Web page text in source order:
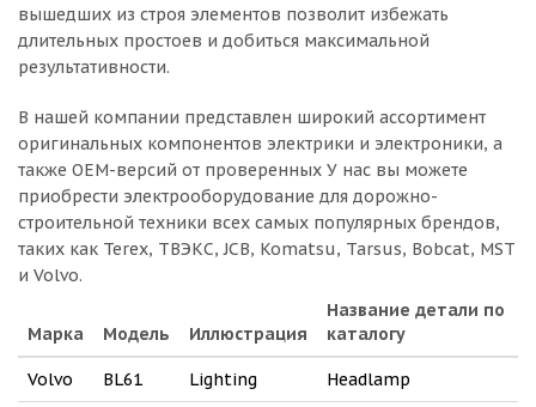
вышедших из строя элементов позволит избежать
длительных простоев и добиться максимальной
результативности.
В нашей компании представлен широкий ассортимент
оригинальных компонентов электрики и электроники, а
также OEM-версий от проверенных У нас вы можете
приобрести электрооборудование для дорожно-
строительной техники всех самых популярных брендов,
таких как Terex, ТВЭКС, JCB, Komatsu, Tarsus, Bobcat, MST
и Volvo.
Марка Модель Иллюстрация
Название детали по
каталогу
Volvo BL61 Lighting Headlamp